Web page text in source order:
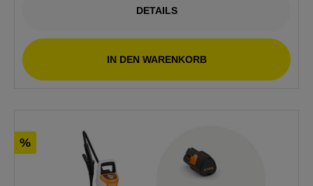
DETAILS
IN DEN WARENKORB
%